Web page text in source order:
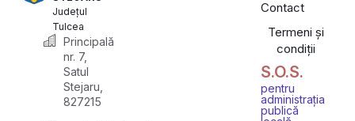
Județul
Tulcea
Principală
nr. 7,
Satul
Stejaru,
827215
Contact
Termeni și
condiții
S.O.S.
pentru
administrația
publică